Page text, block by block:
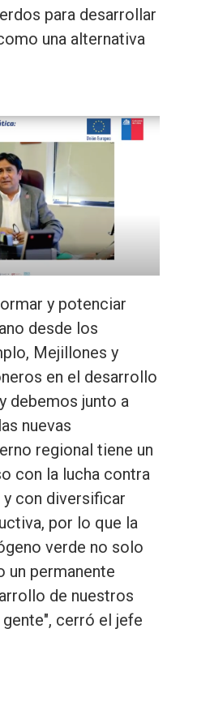
para desarrollar
una alternativa
y potenciar
desde los
Mejillones y
en el desarrollo
debemos junto a
nuevas
regional tiene un
con la lucha contra
con diversificar
por lo que la
verde no solo
un permanente
de nuestros
cerró el jefe